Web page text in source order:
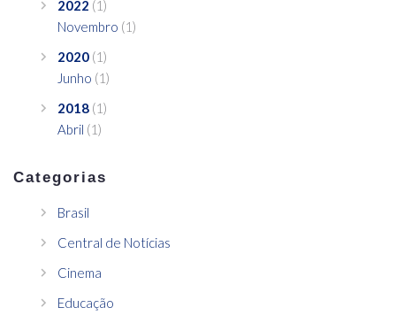
2022 (1)
Novembro (1)
2020 (1)
Junho (1)
2018 (1)
Abril (1)
Categorias
Brasil
Central de Notícias
Cinema
Educação